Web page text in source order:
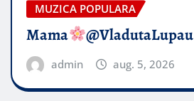
MUZICA POPULARA
Mama @VladutaLupau
admin aug. 5, 2026